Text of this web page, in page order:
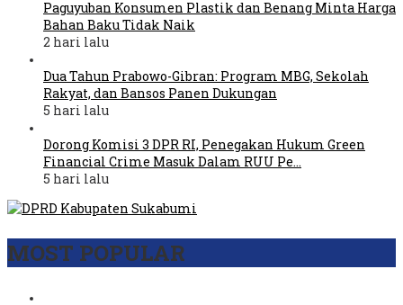
Paguyuban Konsumen Plastik dan Benang Minta Harga
Bahan Baku Tidak Naik
2 hari lalu
Dua Tahun Prabowo-Gibran: Program MBG, Sekolah
Rakyat, dan Bansos Panen Dukungan
5 hari lalu
Dorong Komisi 3 DPR RI, Penegakan Hukum Green
Financial Crime Masuk Dalam RUU Pe…
5 hari lalu
MOST POPULAR